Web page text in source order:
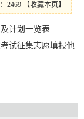
2469 【收藏本页】
计划一览表
试征集志愿填报他